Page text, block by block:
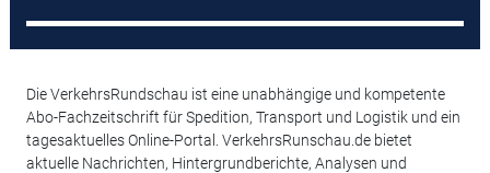
Die VerkehrsRundschau ist eine unabhängige und kompetente
Abo-Fachzeitschrift für Spedition, Transport und Logistik und ein
tagesaktuelles Online-Portal. VerkehrsRunschau.de bietet
aktuelle Nachrichten, Hintergrundberichte, Analysen und